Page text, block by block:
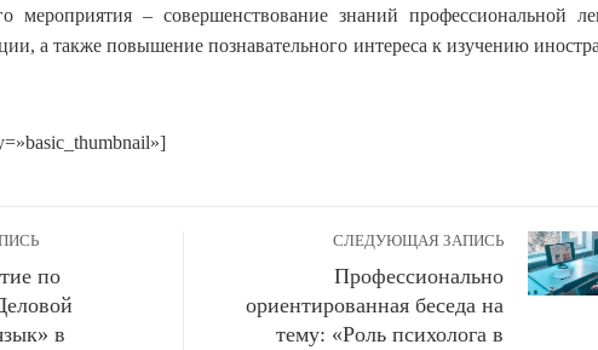
мероприятия – совершенствование знаний профессиональной
а также повышение познавательного интереса к изучению
по
в
СЛЕДУЮЩАЯ ЗАПИСЬ
Профессионально
ориентированная беседа на
тему: «Роль психолога в